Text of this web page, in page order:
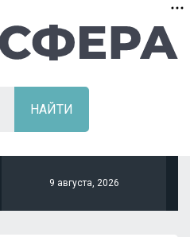
9 августа, 2026